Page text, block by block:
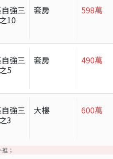
強三
10
套房 598萬
強三
5
套房 490萬
強三
3
大樓 600萬
；